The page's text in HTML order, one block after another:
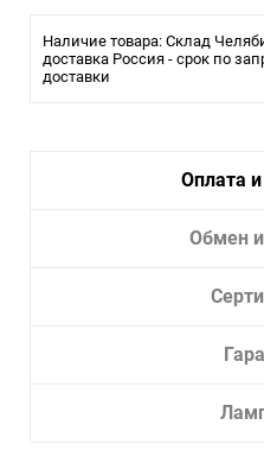
Наличие товара: Склад
доставка Россия - срок по
доставки
Оплата
Обмен